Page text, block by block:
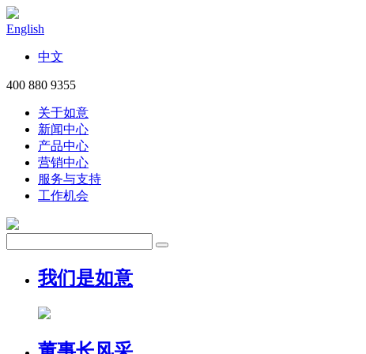
English
中文
400 880 9355
关于如意
新闻中心
产品中心
营销中心
服务与支持
工作机会
我们是如意